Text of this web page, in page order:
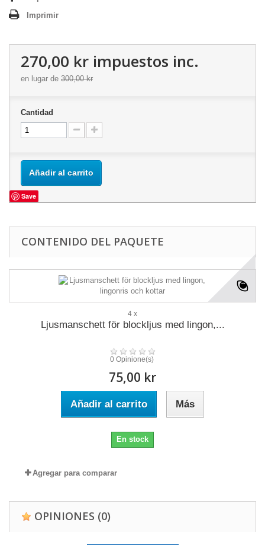
Imprimir
270,00 kr impuestos inc.
en lugar de 300,00 kr
Cantidad
Añadir al carrito
Save
CONTENIDO DEL PAQUETE
4 x
Ljusmanschett för blockljus med lingon,...
0 Opinione(s)
75,00 kr
Añadir al carrito Más
En stock
Agregar para comparar
OPINIONES (0)